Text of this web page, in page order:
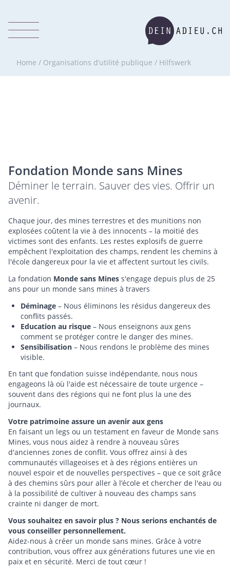
Home / Organisations d’utilité publique / Hilfswerk
Fondation Monde sans Mines
Déminer le terrain. Sauver des vies. Offrir un
avenir.
Chaque jour, des mines terrestres et des munitions non
explosées coûtent la vie à des innocents – la moitié des
victimes sont des enfants. Les restes explosifs de guerre
empêchent l'exploitation des champs, rendent les chemins à
l'école dangereux pour la vie et affectent surtout les civils.
La fondation Monde sans Mines s'engage depuis plus de 25
ans pour un monde sans mines à travers
Déminage – Nous éliminons les résidus dangereux des
conflits passés.
Education au risque – Nous enseignons aux gens
comment se protéger contre le danger des mines.
Sensibilisation – Nous rendons le problème des mines
visible.
En tant que fondation suisse indépendante, nous nous
engageons là où l'aide est nécessaire de toute urgence –
souvent dans des régions qui ne font plus la une des
journaux.
Votre patrimoine assure un avenir aux gens
En faisant un legs ou un testament en faveur de Monde sans
Mines, vous nous aidez à rendre à nouveau sûres
d'anciennes zones de conflit. Vous offrez ainsi à des
communautés villageoises et à des régions entières un
nouvel espoir et de nouvelles perspectives – que ce soit grâce
à des chemins sûrs pour aller à l’école et chercher de l'eau ou
à la possibilité de cultiver à nouveau des champs sans
crainte ni danger de mort.
Vous souhaitez en savoir plus ? Nous serions enchantés de
vous conseiller personnellement.
Aidez-nous à créer un monde sans mines. Grâce à votre
contribution, vous offrez aux générations futures une vie en
paix et en sécurité. Merci de tout cœur !